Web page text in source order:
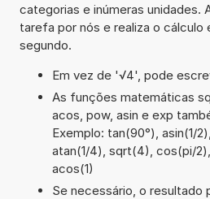
categorias e inúmeras unidades.
tarefa por nós e realiza o cálculo
segundo.
Em vez de '√4', pode
As funções matemáticas
acos, pow, asin e exp
Exemplo: tan(90°), asin(1/
atan(1/4), sqrt(4), cos(pi/
acos(1)
Se necessário, o resultado